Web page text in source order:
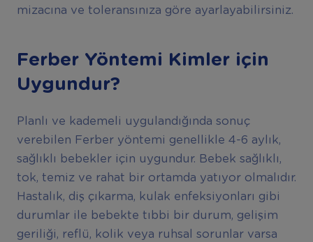
mizacına ve toleransınıza göre ayarlayabilirsiniz.
Ferber Yöntemi Kimler için
Uygundur?
Planlı ve kademeli uygulandığında sonuç
verebilen Ferber yöntemi genellikle 4-6 aylık,
sağlıklı bebekler için uygundur. Bebek sağlıklı,
tok, temiz ve rahat bir ortamda yatıyor olmalıdır.
Hastalık, diş çıkarma, kulak enfeksiyonları gibi
durumlar ile bebekte tıbbi bir durum, gelişim
geriliği, reflü, kolik veya ruhsal sorunlar varsa